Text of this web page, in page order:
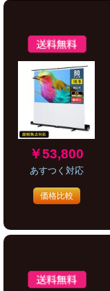
￥53,800
あすつく対応
価格比較